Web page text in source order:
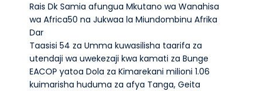
Rais Dk Samia afungua Mkutano wa Wanahisa
wa Africa50 na Jukwaa la Miundombinu Afrika
Dar
Taasisi 54 za Umma kuwasilisha taarifa za
utendaji wa uwekezaji kwa kamati za Bunge
EACOP yatoa Dola za Kimarekani milioni 1.06
kuimarisha huduma za afya Tanga, Geita